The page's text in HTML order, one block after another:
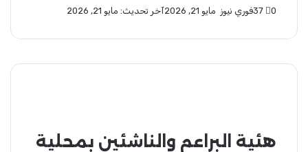
فوري نيوز أرسل
إلكترونيا
مايو 21, 2026 آخر تحديث: مايو 21, 2026 0
هئية البراعم والناشئين بمحلية